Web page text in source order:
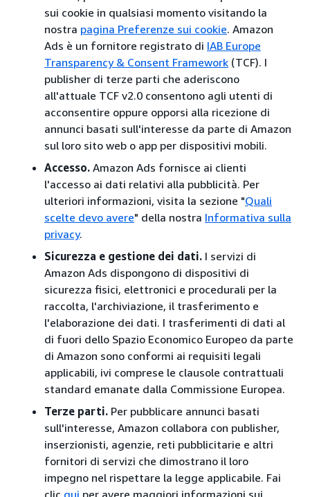
sui cookie in qualsiasi momento visitando la
nostra pagina Preferenze sui cookie. Amazon
Ads è un fornitore registrato di IAB Europe
Transparency & Consent Framework (TCF). I
publisher di terze parti che aderiscono
all'attuale TCF v2.0 consentono agli utenti di
acconsentire oppure opporsi alla ricezione di
annunci basati sull'interesse da parte di Amazon
sul loro sito web o app per dispositivi mobili.
Accesso. Amazon Ads fornisce ai clienti
l'accesso ai dati relativi alla pubblicità. Per
ulteriori informazioni, visita la sezione "Quali
scelte devo avere" della nostra Informativa sulla
privacy.
Sicurezza e gestione dei dati. I servizi di
Amazon Ads dispongono di dispositivi di
sicurezza fisici, elettronici e procedurali per la
raccolta, l'archiviazione, il trasferimento e
l'elaborazione dei dati. I trasferimenti di dati al
di fuori dello Spazio Economico Europeo da parte
di Amazon sono conformi ai requisiti legali
applicabili, ivi comprese le clausole contrattuali
standard emanate dalla Commissione Europea.
Terze parti. Per pubblicare annunci basati
sull'interesse, Amazon collabora con publisher,
inserzionisti, agenzie, reti pubblicitarie e altri
fornitori di servizi che dimostrano il loro
impegno nel rispettare la legge applicabile. Fai
clic qui per avere maggiori informazioni sui